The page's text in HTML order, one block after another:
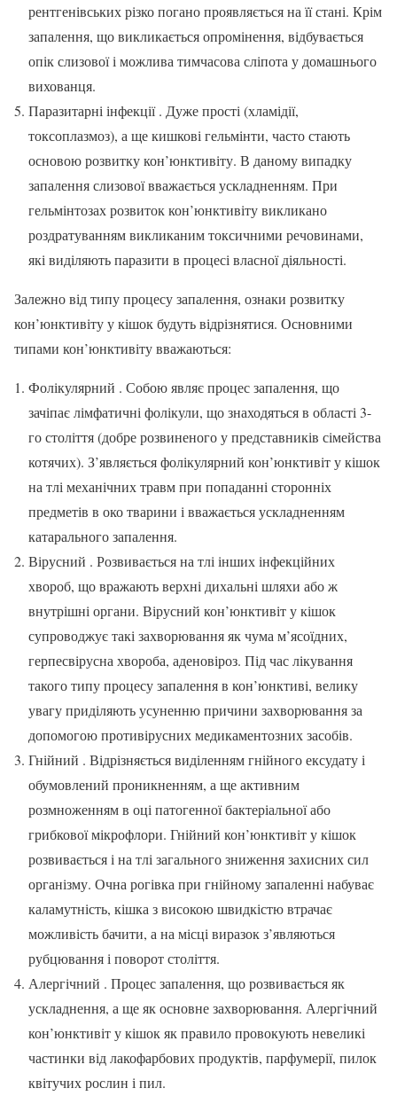
рентгенівських різко погано проявляється на її стані. Крім
запалення, що викликається опромінення, відбувається
опік слизової і можлива тимчасова сліпота у домашнього
вихованця.
Паразитарні інфекції . Дуже прості (хламідії,
токсоплазмоз), а ще кишкові гельмінти, часто стають
основою розвитку кон’юнктивіту. В даному випадку
запалення слизової вважається ускладненням. При
гельмінтозах розвиток кон’юнктивіту викликано
роздратуванням викликаним токсичними речовинами,
які виділяють паразити в процесі власної діяльності.
Залежно від типу процесу запалення, ознаки розвитку
кон’юнктивіту у кішок будуть відрізнятися. Основними
типами кон’юнктивіту вважаються:
Фолікулярний . Собою являє процес запалення, що
зачіпає лімфатичні фолікули, що знаходяться в області 3-
го століття (добре розвиненого у представників сімейства
котячих). З’являється фолікулярний кон’юнктивіт у кішок
на тлі механічних травм при попаданні сторонніх
предметів в око тварини і вважається ускладненням
катарального запалення.
Вірусний . Розвивається на тлі інших інфекційних
хвороб, що вражають верхні дихальні шляхи або ж
внутрішні органи. Вірусний кон’юнктивіт у кішок
супроводжує такі захворювання як чума м’ясоїдних,
герпесвірусна хвороба, аденовіроз. Під час лікування
такого типу процесу запалення в кон’юнктиві, велику
увагу приділяють усуненню причини захворювання за
допомогою противірусних медикаментозних засобів.
Гнійний . Відрізняється виділенням гнійного ексудату і
обумовлений проникненням, а ще активним
розмноженням в оці патогенної бактеріальної або
грибкової мікрофлори. Гнійний кон’юнктивіт у кішок
розвивається і на тлі загального зниження захисних сил
організму. Очна рогівка при гнійному запаленні набуває
каламутність, кішка з високою швидкістю втрачає
можливість бачити, а на місці виразок з’являються
рубцювання і поворот століття.
Алергічний . Процес запалення, що розвивається як
ускладнення, а ще як основне захворювання. Алергічний
кон’юнктивіт у кішок як правило провокують невеликі
частинки від лакофарбових продуктів, парфумерії, пилок
квітучих рослин і пил.